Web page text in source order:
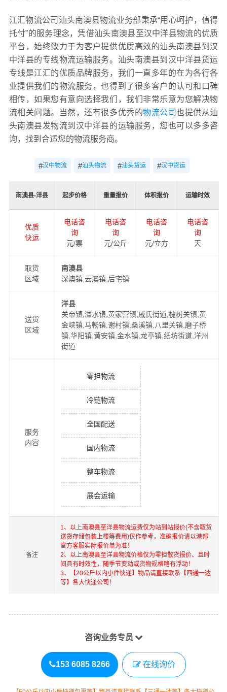
江汇物流公司汕头南澳县物流业务部秉承“用心呵护，值得
托付”的服务理念，凭借汕头南澳县至汉中洋县物流的优质
平台，始终致力于为客户提供优质高效的汕头南澳县到汉
中洋县的专线物流运输服务。汕头南澳县到汉中洋县货运
专线是江汇的优质品牌服务，我们一直多年的在为各行各
业提供我们的物流服务，也得到了很多客户的认可和口碑
相传，如果您有意向选择我们，我们非常乐意为您解决物
流相关问题。当然，还有很多优秀的物流公司也提供从汕
头南澳县发物流到汉中洋县的运输服务，您也可以多多咨
询，找到合适您的物流服务商。
#汉中物流 #汕头物流 #汕头货运 #汉中货运
南澳县-洋县 起步价格 重量报价 体积报价 运输时效
优质
快运
电话咨
询
元/票
电话咨
询
元/公斤
电话咨
询
元/立方
电话咨
询
天
取货
区域
南澳县
深澳镇,云澳镇,后宅镇
送货
区域
洋县
关帝镇,溢水镇,黄家营镇,戚氏街道,槐树关镇,黄
金峡镇,马畅镇,谢村镇,桑溪镇,八里关镇,磨子桥
镇,华阳镇,黄安镇,金水镇,龙亭镇,纸坊街道,洋州
街道
服务
内容
零担物流
冷链物流
全国配送
国内物流
整车物流
展会运输
备注
1、以上南澳县至洋县物流运费仅为站到站报价(不含取货
送货存储包装上楼等费用)仅作参考，准确报价请以港邦
官方客服实际报价单为准！
2、以上南澳县至洋县物流价格仅为零担散货报价、且时
间具有时效性，随季节变动或货物规格略有浮动！
3、【20公斤以内小件快递】物品请直接联系【四通一达
等】各大快递公司！
咨询业务专员
153 6085 8266 在线询价